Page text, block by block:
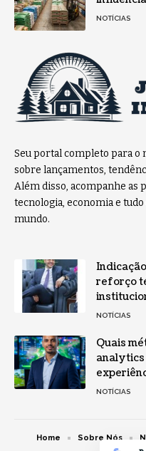
NOTÍCIAS
Seu portal completo para
sobre lançamentos,
Além disso, acompanhe as
tecnologia, economia e
mundo.
reforço
NOTÍCIAS
Quais
analytics
NOTÍCIAS
Home Sobre Nós